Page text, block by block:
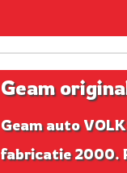
Geam
Geam auto
fabricatie 2000.